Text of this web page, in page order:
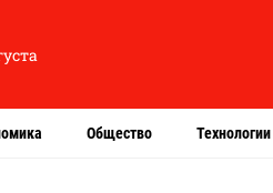
Общество Технологии